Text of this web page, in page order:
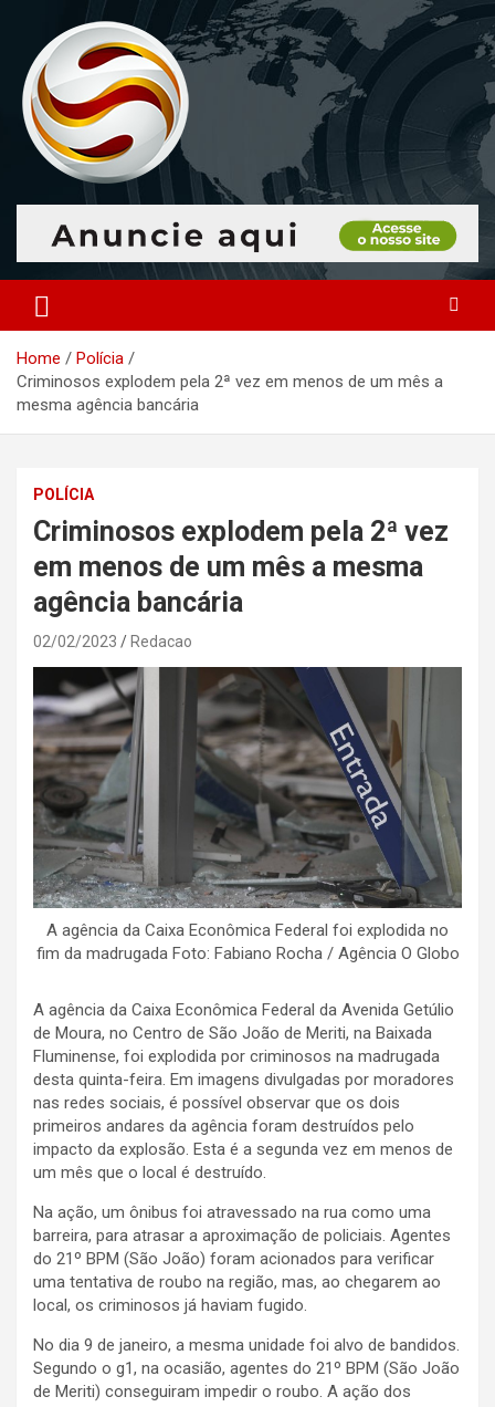
content
Portal Monitoramento
O portal que manitora a notícias para você!
Home
Polícia
Criminosos explodem pela 2ª vez em menos de um mês a
mesma agência bancária
POLÍCIA
Criminosos explodem pela 2ª vez
em menos de um mês a mesma
agência bancária
02/02/2023 Redacao
A agência da Caixa Econômica Federal foi explodida no
fim da madrugada Foto: Fabiano Rocha / Agência O Globo
A agência da Caixa Econômica Federal da Avenida Getúlio
de Moura, no Centro de São João de Meriti, na Baixada
Fluminense, foi explodida por criminosos na madrugada
desta quinta-feira. Em imagens divulgadas por moradores
nas redes sociais, é possível observar que os dois
primeiros andares da agência foram destruídos pelo
impacto da explosão. Esta é a segunda vez em menos de
um mês que o local é destruído.
Na ação, um ônibus foi atravessado na rua como uma
barreira, para atrasar a aproximação de policiais. Agentes
do 21º BPM (São João) foram acionados para verificar
uma tentativa de roubo na região, mas, ao chegarem ao
local, os criminosos já haviam fugido.
No dia 9 de janeiro, a mesma unidade foi alvo de bandidos.
Segundo o g1, na ocasião, agentes do 21º BPM (São João
de Meriti) conseguiram impedir o roubo. A ação dos